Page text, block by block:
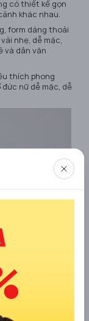
có thiết kế gọn
khác nhau.
form dáng thoải
nhẹ, dễ mặc,
và dân văn
thích phong
nữ dễ mặc, dễ